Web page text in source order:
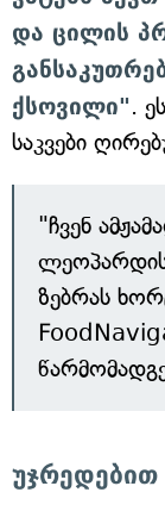
და ცილის
ქსოვილი".
საკვები
"ჩვენ
ზებრას
უჯრედებით